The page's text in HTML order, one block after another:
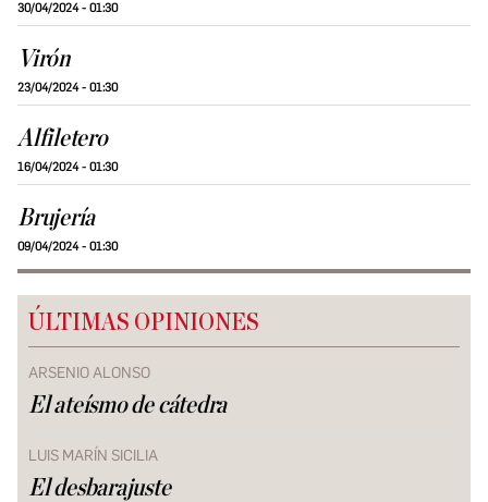
30/04/2024 - 01:30
Virón
23/04/2024 - 01:30
Alfiletero
16/04/2024 - 01:30
Brujería
09/04/2024 - 01:30
ÚLTIMAS OPINIONES
ARSENIO ALONSO
El ateísmo de cátedra
LUIS MARÍN SICILIA
El desbarajuste